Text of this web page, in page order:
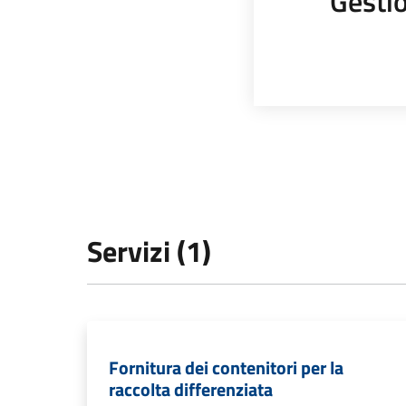
Servizi (1)
Fornitura dei contenitori per la
raccolta differenziata